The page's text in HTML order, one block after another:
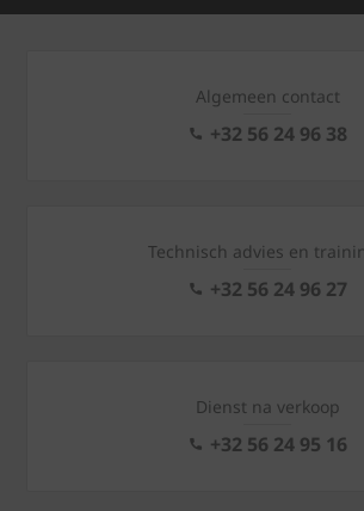
Algemeen contact
+32 56 24 96 38
Technisch advies en
+32 56 24 96 27
Dienst na verkoop
+32 56 24 95 16